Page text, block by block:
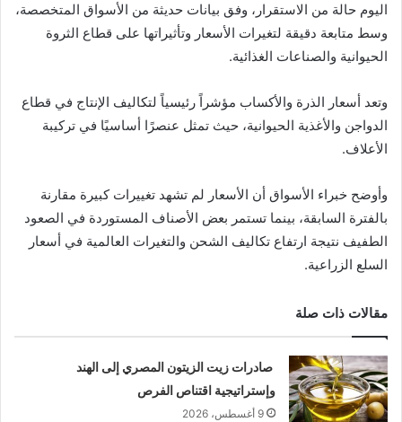
اليوم حالة من الاستقرار، وفق بيانات حديثة من الأسواق المتخصصة،
وسط متابعة دقيقة لتغيرات الأسعار وتأثيراتها على قطاع الثروة
الحيوانية والصناعات الغذائية.
وتعد أسعار الذرة والأكساب مؤشراً رئيسياً لتكاليف الإنتاج في قطاع
الدواجن والأغذية الحيوانية، حيث تمثل عنصرًا أساسيًا في تركيبة
الأعلاف.
وأوضح خبراء الأسواق أن الأسعار لم تشهد تغييرات كبيرة مقارنة
بالفترة السابقة، بينما تستمر بعض الأصناف المستوردة في الصعود
الطفيف نتيجة ارتفاع تكاليف الشحن والتغيرات العالمية في أسعار
السلع الزراعية.
مقالات ذات صلة
صادرات زيت الزيتون المصري إلى الهند
وإستراتيجية اقتناص الفرص
9 أغسطس، 2026